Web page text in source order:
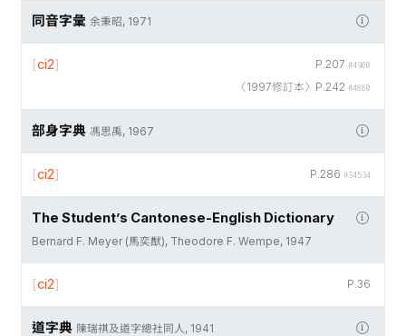
同音字彙 余秉昭, 1971
P.207 #4900
〈1997修訂本〉P.242 #4880
[ci2]
部身字典 馮思禹, 1967
P.286 #34534
[ci2]
The Student’s Cantonese-English Dictionary
Bernard F. Meyer (馬奕猷), Theodore F. Wempe, 1947
P.36
[ci2]
道字典 陳瑞祺及道字總社同人, 1941